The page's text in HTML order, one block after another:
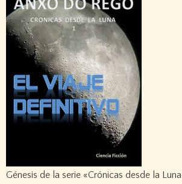
Génesis de la serie «Crónicas desde la